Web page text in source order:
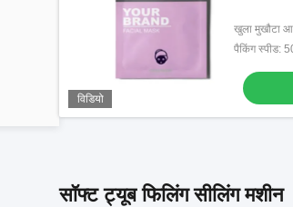
विडियो
पैकिंग स्पीड:
सॉफ्ट ट्यूब फिलिंग सीलिंग मशीन